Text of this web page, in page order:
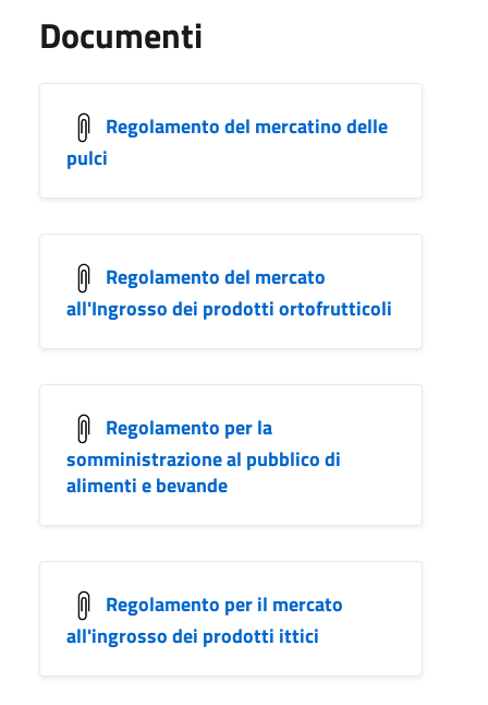
Documenti
Regolamento del mercatino delle
pulci
Regolamento del mercato
all'Ingrosso dei prodotti ortofrutticoli
Regolamento per la
somministrazione al pubblico di
alimenti e bevande
Regolamento per il mercato
all'ingrosso dei prodotti ittici